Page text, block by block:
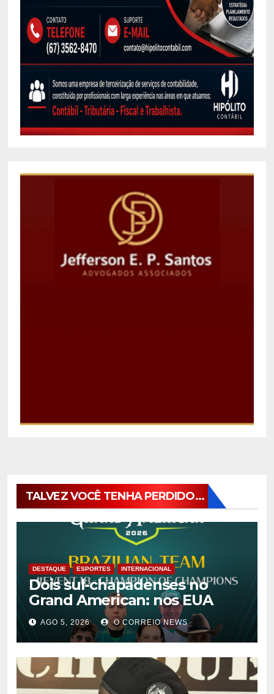
TALVEZ VOCÊ TENHA PERDIDO...
DESTAQUE ESPORTES INTERNACIONAL
Dois sul-chapadenses no
Grand American: nos EUA
AGO 5, 2026 O CORREIO NEWS